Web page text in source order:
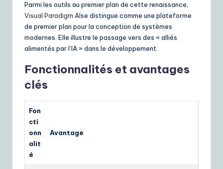
Parmi les outils au premier plan de cette renaissance,
Visual Paradigm AIse distingue comme une plateforme
de premier plan pour la conception de systèmes
modernes. Elle illustre le passage vers des « alliés
alimentés par l’IA » dans le développement.
Fonctionnalités et avantages
clés
Fon
cti
onn
alit
é
Avantage